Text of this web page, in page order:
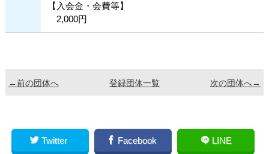
【入会金・会費等】
2,000円
←前の団体へ 次の団体へ→
登録団体一覧
Twitter Facebook LINE